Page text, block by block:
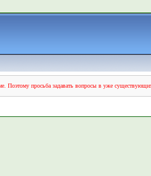
Поэтому просьба задавать вопросы в уже